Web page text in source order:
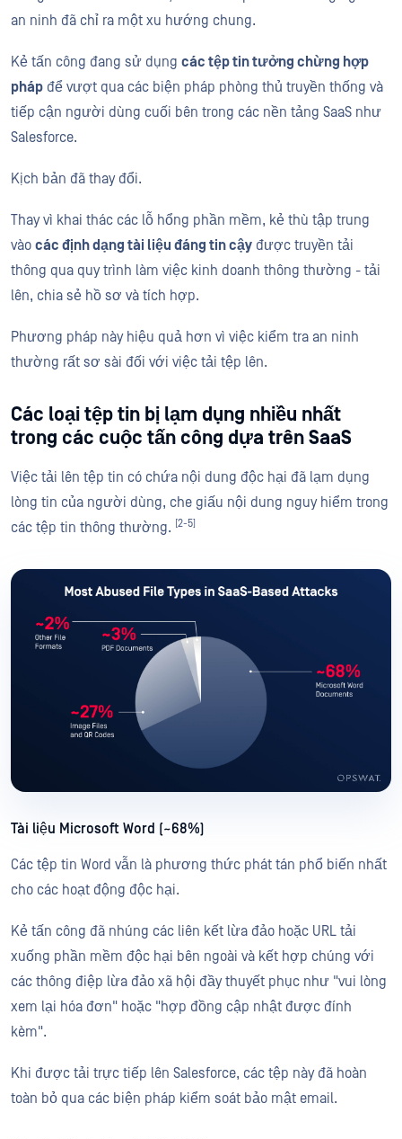
an ninh đã chỉ ra một xu hướng chung.
Kẻ tấn công đang sử dụng các tệp tin tưởng chừng hợp
pháp để vượt qua các biện pháp phòng thủ truyền thống và
tiếp cận người dùng cuối bên trong các nền tảng SaaS như
Salesforce.
Kịch bản đã thay đổi.
Thay vì khai thác các lỗ hổng phần mềm, kẻ thù tập trung
vào các định dạng tài liệu đáng tin cậy được truyền tải
thông qua quy trình làm việc kinh doanh thông thường - tải
lên, chia sẻ hồ sơ và tích hợp.
Phương pháp này hiệu quả hơn vì việc kiểm tra an ninh
thường rất sơ sài đối với việc tải tệp lên.
Các loại tệp tin bị lạm dụng nhiều nhất
trong các cuộc tấn công dựa trên SaaS
Việc tải lên tệp tin có chứa nội dung độc hại đã lạm dụng
lòng tin của người dùng, che giấu nội dung nguy hiểm trong
các tệp tin thông thường.
[2-5]
Tài liệu Microsoft Word (~68%)
Các tệp tin Word vẫn là phương thức phát tán phổ biến nhất
cho các hoạt động độc hại.
Kẻ tấn công đã nhúng các liên kết lừa đảo hoặc URL tải
xuống phần mềm độc hại bên ngoài và kết hợp chúng với
các thông điệp lừa đảo xã hội đầy thuyết phục như "vui lòng
xem lại hóa đơn" hoặc "hợp đồng cập nhật được đính
kèm".
Khi được tải trực tiếp lên Salesforce, các tệp này đã hoàn
toàn bỏ qua các biện pháp kiểm soát bảo mật email.